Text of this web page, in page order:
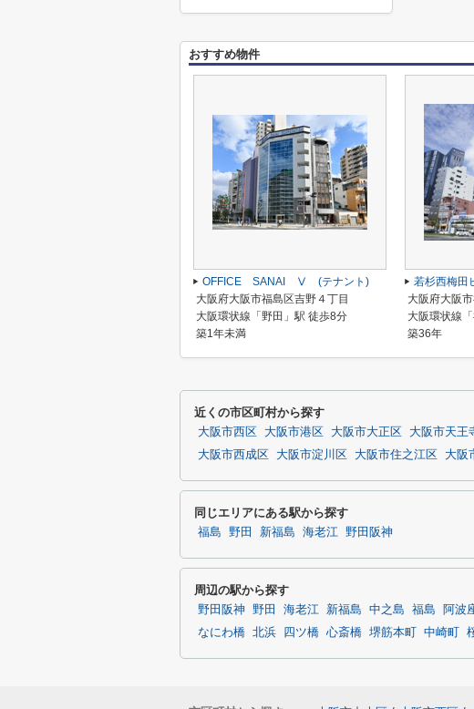
おすすめ物件
OFFICE SANAI Ⅴ (テナント)
大阪府大阪市福島区吉野４丁目
大阪環状線「野田」駅 徒歩8分
築1年未満
若杉西梅田
大阪府大阪
大阪環状線
築36年
近くの市区町村から探す
大阪市西区 大阪市港区 大阪市大正区 大阪市天王
大阪市西成区
大阪市淀川区 大阪市住之江区 大阪
同じエリアにある駅から探す
福島 野田 新福島 海老江 野田阪神
周辺の駅から探す
野田阪神 野田 海老江 新福島 中之島 福島 阿波
なにわ橋 北浜 四ツ橋 心斎橋 堺筋本町 中崎町